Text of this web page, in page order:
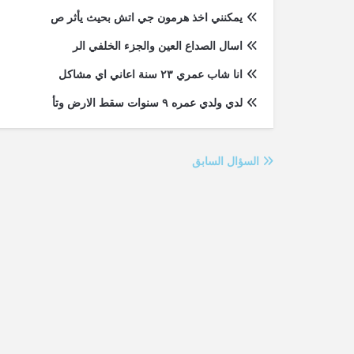
يمكنني اخذ هرمون جي اتش بحيث يأثر ص
اسال الصداع العين والجزء الخلفي الر
انا شاب عمري ٢٣ سنة اعاني اي مشاكل
لدي ولدي عمره ٩ سنوات سقط الارض وتأ
السؤال السابق